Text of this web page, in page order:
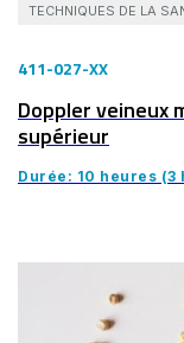
TECHNIQUES DE LA
411-027-XX
Doppler veineux
supérieur
Durée: 10 heures